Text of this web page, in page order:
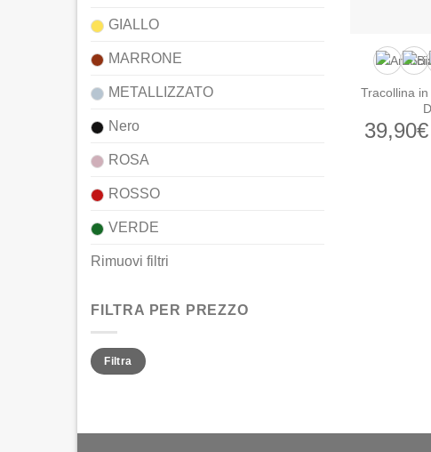
GIALLO
MARRONE
METALLIZZATO
Nero
ROSA
ROSSO
VERDE
Rimuovi filtri
FILTRA PER PREZZO
Prezzo
Min
Prezzo
MaxFiltra
Tracollina
39,90€